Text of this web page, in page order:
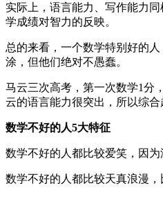
实际上，语言能力、写作能力
学成绩对智力的反映。
总的来看，一个数学特别好的
涂，但他们绝对不愚蠢。
马云三次高考，第一次数学1分
云的语言能力很突出，所以综合
数学不好的人5大特征
数学不好的人都比较爱笑，因为
数学不好的人都比较天真浪漫，